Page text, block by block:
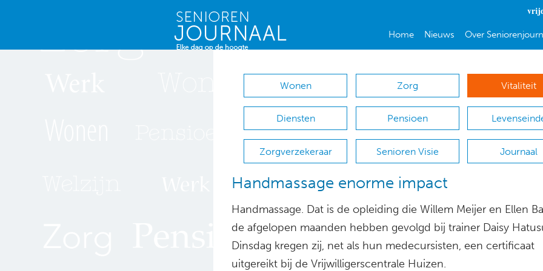
Home Nieuws Over
Wonen Zorg Vitaliteit
Diensten Pensioen
Zorgverzekeraar Senioren Visie Journaal
Handmassage enorme impact
Handmassage. Dat is de opleiding die Willem Meijer en Ellen
de afgelopen maanden hebben gevolgd bij trainer Daisy
Dinsdag kregen zij, net als hun medecursisten, een certificaat
uitgereikt bij de Vrijwilligerscentrale Huizen.